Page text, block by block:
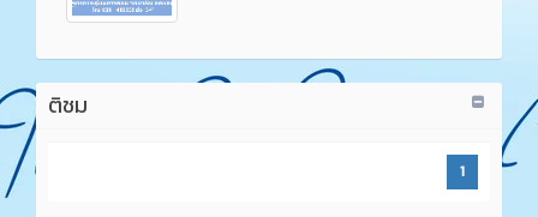
ติชม
1